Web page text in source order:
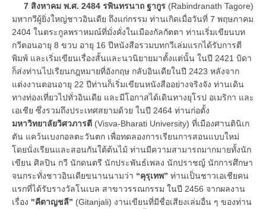
7 สิงหาคม พ.ศ. 2484 รพินทรนาถ ฐากูร (Rabindranath Tagore)
มหากวีผู้ยิ่งใหญ่ชาวอินเดีย ถึงแก่กรรม ท่านเกิดเมื่อวันที่ 7 พฤษภาคม
2404 ในตระกูลพราหมณ์ที่มั่งคั่งในเมืองกัลกัตตา ท่านเริ่มเขียนบท
กวีตอนอายุ 8 ขวบ อายุ 16 ปีหนังสือรวมบทกวีเล่มแรกได้รับการตี
พิมพ์ และเริ่มเขียนเรื่องสั้นและนวนิยายมาตั้งแต่นั้น ในปี 2421 บิดา
ก็ส่งท่านไปเรียนกฎหมายที่อังกฤษ กลับอินเดียในปี 2423 หลังจาก
แต่งงานตอนอายุ 22 ปีท่านก็เริ่มเขียนหนังสืออย่างจริงจัง ท่านเดิน
ทางท่องเที่ยวไปทั่วอินเดีย และมีโอกาสได้เดินทางยุโรป อเมริกา และ
เอเชีย ซึ่งรวมถึงประเทศสยามด้วย ในปี 2464 ท่านก่อตั้ง
มหาวิทยาลัยวิศวภารตี (Visva-Bharati University) ที่เมืองศานตินิเก
ตัน แคว้นเบงกอลตะวันตก เพื่อทดลองการเรียนการสอนแบบใหม่
โดยนั่งเรียนและสอนกันใต้ต้นไม้ ท่านมีความสามารถมากมายทั้งนัก
เขียน ศิลปิน กวี นักดนตรี นักประพันธ์เพลง นักปราชญ์ นักการศึกษา
จนกระทั่งชาวอินเดียขนานนามว่า “คุรุเทพ” ท่านเป็นชาวเอเชียคน
แรกที่ได้รับรางวัลโนเบล สาขาวรรณกรรม ในปี 2456 จากผลงาน
เรื่อง "คีตาญชลี” (Gitanjali) งานเขียนที่มีชื่อเสียงเล่มอื่น ๆ ของท่าน